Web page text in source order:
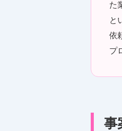
た
と
依
プ
事